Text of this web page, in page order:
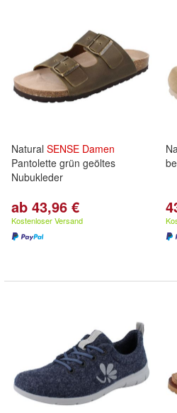
Natural SENSE Damen
Pantolette grün geöltes
Nubukleder
ab 43,96 €
Kostenloser Versand